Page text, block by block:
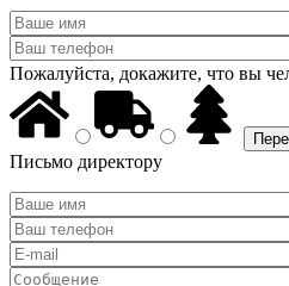
Пожалуйста, докажите, что вы
Письмо директору